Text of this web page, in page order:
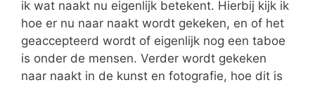
ik wat naakt nu eigenlijk betekent. Hierbij kijk ik
hoe er nu naar naakt wordt gekeken, en of het
geaccepteerd wordt of eigenlijk nog een taboe
is onder de mensen. Verder wordt gekeken
naar naakt in de kunst en fotografie, hoe dit is